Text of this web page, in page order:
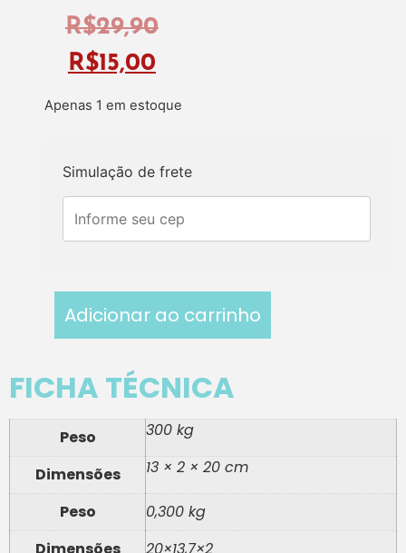
R$29,90
R$15,00
Apenas 1 em estoque
Simulação de frete
Adicionar ao carrinho
FICHA TÉCNICA
Peso 300 kg
Dimensões 13 × 2 × 20 cm
Peso
0,300 kg
Dimensões
20×13,7×2